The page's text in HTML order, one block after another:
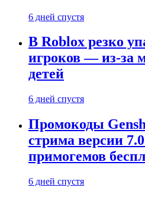
6 дней спустя
В Roblox резко
игроков — из-за
детей
6 дней спустя
Промокоды
стрима версии
примогемов
6 дней спустя